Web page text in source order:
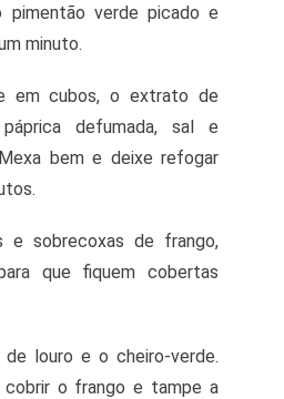
pimentão verde picado e
minuto.
em cubos, o extrato de
defumada, sal e
bem e deixe refogar
e sobrecoxas de frango,
que fiquem cobertas
louro e o cheiro-verde.
cobrir o frango e tampe a